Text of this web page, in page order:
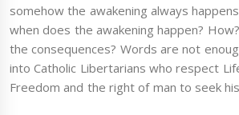
somehow the awakening always
when does the awakening happen?
the consequences? Words are not
into Catholic Libertarians who respect
Freedom and the right of man to seek